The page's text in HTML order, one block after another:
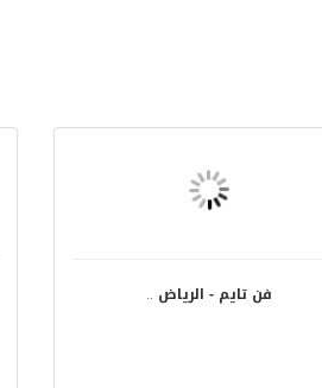
فن تايم - الرياض ..